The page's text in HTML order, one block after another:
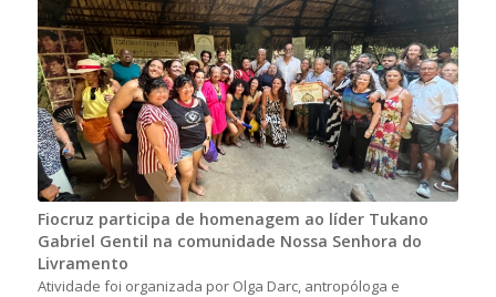
Fiocruz participa de homenagem ao líder Tukano
Gabriel Gentil na comunidade Nossa Senhora do
Livramento
Atividade foi organizada por Olga Darc, antropóloga e